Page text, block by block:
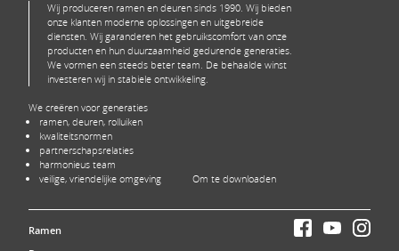
Wij produceren ramen en deuren sinds 1990. Wij bieden
onze klanten moderne oplossingen en uitgebreide
diensten. Wij garanderen het gebruikscomfort van onze
producten en hun duurzaamheid gedurende generaties.
We vormen een steeds beter team. De behaalde winst
investeren wij in stabiele ontwikkeling.
We creëren voor generaties
ramen, deuren, rolluiken
kwaliteitsnormen
partnerschapsrelaties
harmonieus team
veilige, vriendelijke omgeving
Om te downloaden
Ramen